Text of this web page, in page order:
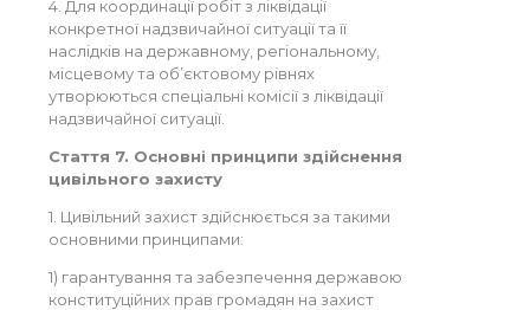
4. Для координації робіт з ліквідації
конкретної надзвичайної ситуації та її
наслідків на державному, регіональному,
місцевому та об’єктовому рівнях
утворюються спеціальні комісії з ліквідації
надзвичайної ситуації.
Стаття 7. Основні принципи здійснення
цивільного захисту
1. Цивільний захист здійснюється за такими
основними принципами:
1) гарантування та забезпечення державою
конституційних прав громадян на захист